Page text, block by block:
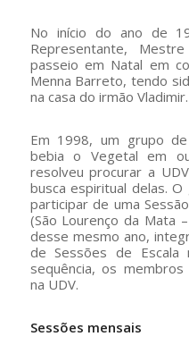
No início do ano de
Representante,
passeio em Natal em
Menna Barreto, tendo
na casa do irmão Vladimir.
Em 1998, um grupo
bebia o Vegetal em
resolveu procurar a
busca espiritual delas.
participar de uma
(São Lourenço da Mata
desse mesmo ano,
de Sessões de Escala
sequência, os
na UDV.
Sessões mensais